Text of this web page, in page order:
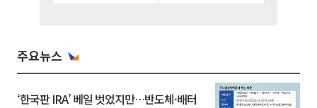
주요뉴스
‘한국판 IRA’ 베일 벗었지만…반도체·배터